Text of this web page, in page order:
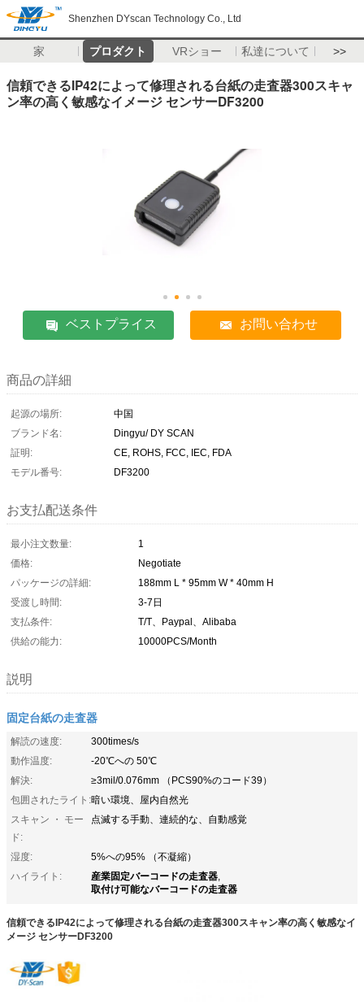
Shenzhen DYscan Technology Co., Ltd
家 プロダクト VRショー 私達について >>
信頼できるIP42によって修理される台紙の走査器300スキャ
ン率の高く敏感なイメージ センサーDF3200
ベストプライス お問い合わせ
商品の詳細
起源の場所:
中国
ブランド名:
Dingyu/ DY SCAN
証明:
CE, ROHS, FCC, IEC, FDA
モデル番号:
DF3200
お支払配送条件
最小注文数量:
1
価格:
Negotiate
パッケージの詳細:
188mm L * 95mm W * 40mm H
受渡し時間:
3-7日
支払条件:
T/T、Paypal、Alibaba
供給の能力:
10000PCS/Month
説明
固定台紙の走査器
解読の速度:
300times/s
動作温度:
-20℃への 50℃
解決:
≥3mil/0.076mm （PCS90%のコード39）
包囲されたライト:暗い環境、屋内自然光
スキャン ・ モー
ド:
点滅する手動、連続的な、自動感覚
湿度:
5%への95% （不凝縮）
ハイライト:
産業固定バーコードの走査器,
取付け可能なバーコードの走査器
信頼できるIP42によって修理される台紙の走査器300スキャン率の高く敏感なイ
メージ センサーDF3200